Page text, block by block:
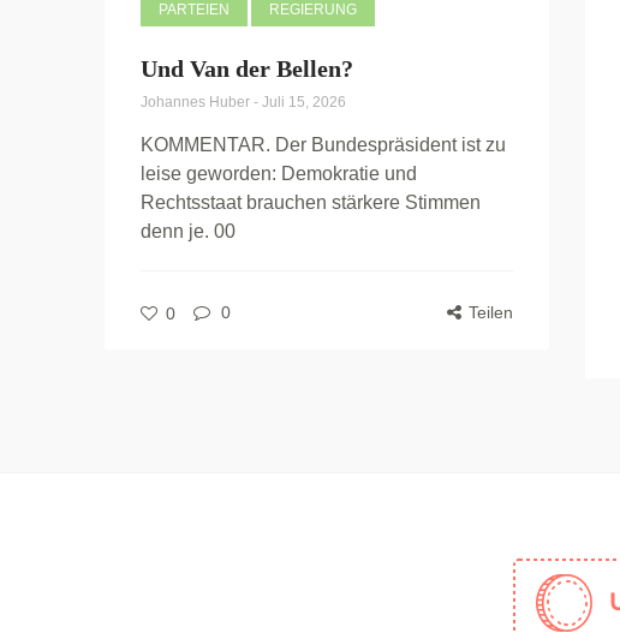
PARTEIEN REGIERUNG
Und Van der Bellen?
Johannes Huber - Juli 15, 2026
KOMMENTAR. Der Bundespräsident ist zu
leise geworden: Demokratie und
Rechtsstaat brauchen stärkere Stimmen
denn je. 00
0 0 Teilen